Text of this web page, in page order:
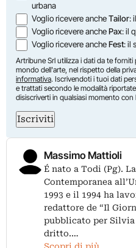
urbana
Voglio ricevere ancheTailor:
Voglio ricevere anchePax: il
Voglio ricevere ancheFest: il
Artribune Srl utilizza i dati da te
mondo dell'arte, nel rispetto della
informativa. Iscrivendoti i tuoi dati
e trattati secondo le modalità
disiscriverti in qualsiasi momento
Iscriviti
Massimo Mattioli
É nato a Todi (Pg).
Contemporanea
1993 e il 1994 ha
redattore de “Il
pubblicato per
dritto.…